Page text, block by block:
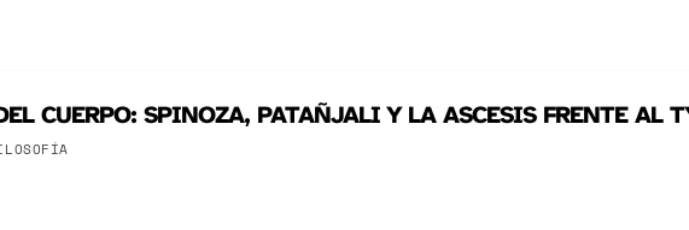
CUERPO: SPINOZA, PATAÑJALI Y LA ASCESIS FRENTE AL